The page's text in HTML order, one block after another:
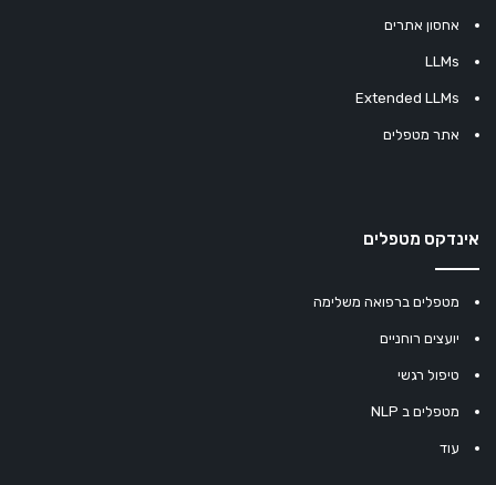
אחסון אתרים
LLMs
Extended LLMs
אתר מטפלים
אינדקס מטפלים
מטפלים ברפואה משלימה
יועצים רוחניים
טיפול רגשי
מטפלים ב NLP
עוד